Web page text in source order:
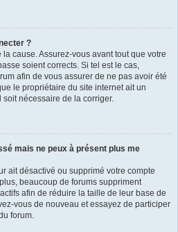
?
cause. Assurez-vous avant tout que votre
soient corrects. Si tel est le cas,
afin de vous assurer de ne pas avoir été
le propriétaire du site internet ait un
soit nécessaire de la corriger.
mais ne peux à présent plus me
ait désactivé ou supprimé votre compte
beaucoup de forums suppriment
afin de réduire la taille de leur base de
vous de nouveau et essayez de participer
forum.